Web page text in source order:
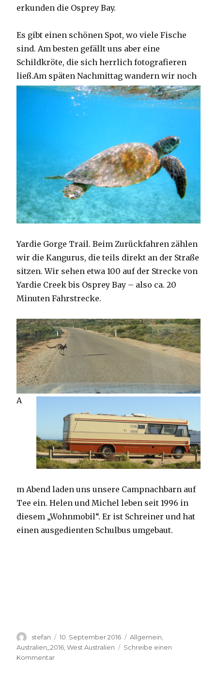
erkunden die Osprey Bay.
Es gibt einen schönen Spot, wo viele Fische
sind. Am besten gefällt uns aber eine
Schildkröte, die sich herrlich fotografieren
ließ.Am späten Nachmittag wandern wir noch
Yardie Gorge Trail. Beim Zurückfahren zählen
wir die Kangurus, die teils direkt an der Straße
sitzen. Wir sehen etwa 100 auf der Strecke von
Yardie Creek bis Osprey Bay – also ca. 20
Minuten Fahrstrecke.
A
m Abend laden uns unsere Campnachbarn auf
Tee ein. Helen und Michel leben seit 1996 in
diesem „Wohnmobil“. Er ist Schreiner und hat
einen ausgedienten Schulbus umgebaut.
Autor
stefan
Veröffentlicht
am
10. September 2016 Kategorien
Allgemein
Australien_2016 ,West Australien
Schreibe einen
Kommentarzu